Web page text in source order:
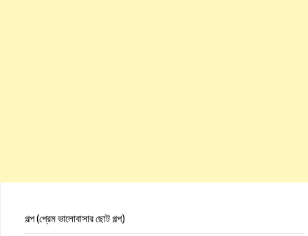
গল্প (প্রেম ভালোবাসার ছোট গল্প)